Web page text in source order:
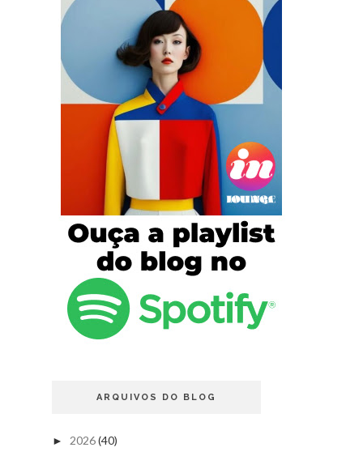
ARQUIVOS DO BLOG
► 2026(40)